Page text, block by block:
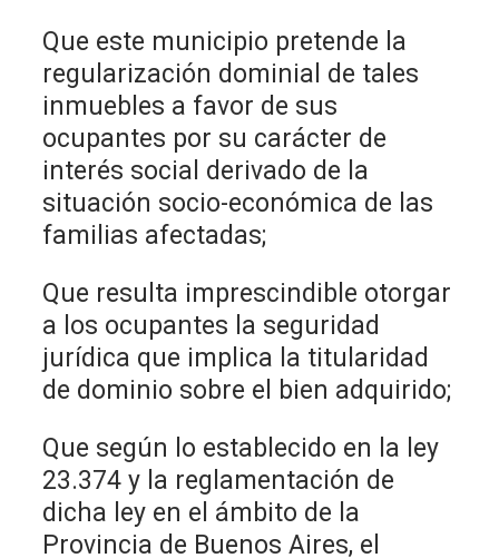
Que este municipio pretende la
regularización dominial de tales
inmuebles a favor de sus
ocupantes por su carácter de
interés social derivado de la
situación socio-económica de las
familias afectadas;
Que resulta imprescindible otorgar
a los ocupantes la seguridad
jurídica que implica la titularidad
de dominio sobre el bien adquirido;
Que según lo establecido en la ley
23.374 y la reglamentación de
dicha ley en el ámbito de la
Provincia de Buenos Aires, el